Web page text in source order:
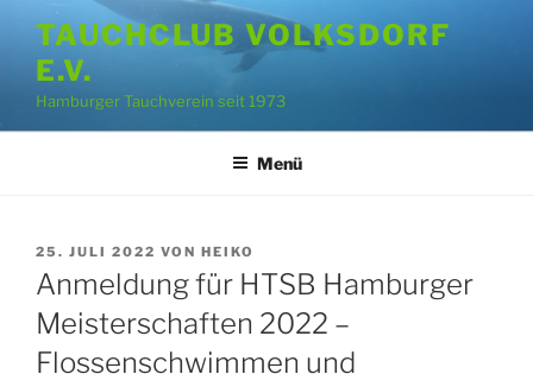
Inhalt
springen
TAUCHCLUB VOLKSDORF
E.V.
Hamburger Tauchverein seit 1973
Menü
VERÖFFENTLICHT
AM
25. JULI 2022 VON HEIKO
Anmeldung für HTSB Hamburger
Meisterschaften 2022 –
Flossenschwimmen und